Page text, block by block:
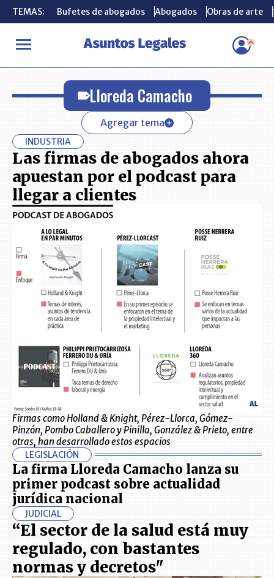
TEMAS: Bufetes de abogados Abogados Obras de arte
INICIO Lloreda Camacho
TEMAS: Bufetes de abogados Abogados Obras de arte
Lloreda Camacho
Agregar tema
INDUSTRIA
Las firmas de abogados ahora
apuestan por el podcast para
llegar a clientes
Firmas como Holland & Knight, Pérez-Llorca, Gómez-
Pinzón, Pombo Caballero y Pinilla, González & Prieto, entre
otras, han desarrollado estos espacios
LEGISLACIÓN
La firma Lloreda Camacho lanza su
primer podcast sobre actualidad
jurídica nacional
JUDICIAL
“El sector de la salud está muy
regulado, con bastantes
normas y decretos"